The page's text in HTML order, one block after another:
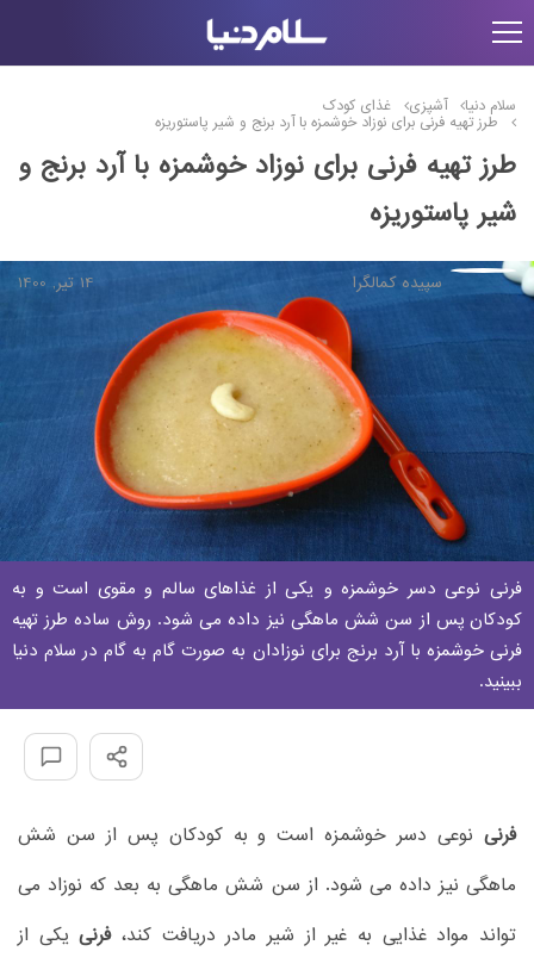
سلام دنیا آشپزی غذای کودک
طرز تهیه فرنی برای نوزاد خوشمزه با آرد برنج و شیر پاستوریزه
طرز تهیه فرنی برای نوزاد خوشمزه با آرد برنج و
شیر پاستوریزه
سپیده کمالگرا 14 تیر, 1400
فرنی نوعی دسر خوشمزه و یکی از غذاهای سالم و مقوی است و به
کودکان پس از سن شش ماهگی نیز داده می شود. روش ساده طرز تهیه
فرنی خوشمزه با آرد برنج برای نوزادان به صورت گام به گام در سلام دنیا
ببینید.
فرنی نوعی دسر خوشمزه است و به کودکان پس از سن شش
ماهگی نیز داده می شود. از سن شش ماهگی به بعد که نوزاد می
تواند مواد غذایی به غیر از شیر مادر دریافت کند،فرنییکی از